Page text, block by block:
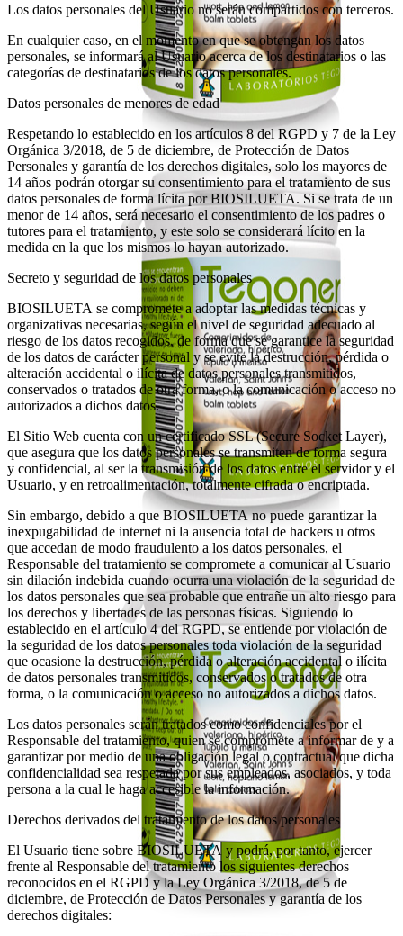
Los datos personales del Usuario no serán compartidos con terceros.
En cualquier caso, en el momento en que se obtengan los datos
personales, se informará al Usuario acerca de los destinatarios o las
categorías de destinatarios de los datos personales.
Datos personales de menores de edad
Respetando lo establecido en los artículos 8 del RGPD y 7 de la Ley
Orgánica 3/2018, de 5 de diciembre, de Protección de Datos
Personales y garantía de los derechos digitales, solo los mayores de
14 años podrán otorgar su consentimiento para el tratamiento de sus
datos personales de forma lícita por BIOSILUETA. Si se trata de un
menor de 14 años, será necesario el consentimiento de los padres o
tutores para el tratamiento, y este solo se considerará lícito en la
medida en la que los mismos lo hayan autorizado.
Secreto y seguridad de los datos personales
BIOSILUETA se compromete a adoptar las medidas técnicas y
organizativas necesarias, según el nivel de seguridad adecuado al
riesgo de los datos recogidos, de forma que se garantice la seguridad
de los datos de carácter personal y se evite la destrucción, pérdida o
alteración accidental o ilícita de datos personales transmitidos,
conservados o tratados de otra forma, o la comunicación o acceso no
autorizados a dichos datos.
El Sitio Web cuenta con un certificado SSL (Secure Socket Layer),
que asegura que los datos personales se transmiten de forma segura
y confidencial, al ser la transmisión de los datos entre el servidor y el
Usuario, y en retroalimentación, totalmente cifrada o encriptada.
Sin embargo, debido a que BIOSILUETA no puede garantizar la
inexpugabilidad de internet ni la ausencia total de hackers u otros
que accedan de modo fraudulento a los datos personales, el
Responsable del tratamiento se compromete a comunicar al Usuario
sin dilación indebida cuando ocurra una violación de la seguridad de
los datos personales que sea probable que entrañe un alto riesgo para
los derechos y libertades de las personas físicas. Siguiendo lo
establecido en el artículo 4 del RGPD, se entiende por violación de
la seguridad de los datos personales toda violación de la seguridad
que ocasione la destrucción, pérdida o alteración accidental o ilícita
de datos personales transmitidos, conservados o tratados de otra
forma, o la comunicación o acceso no autorizados a dichos datos.
Los datos personales serán tratados como confidenciales por el
Responsable del tratamiento, quien se compromete a informar de y a
garantizar por medio de una obligación legal o contractual que dicha
confidencialidad sea respetada por sus empleados, asociados, y toda
persona a la cual le haga accesible la información.
Derechos derivados del tratamiento de los datos personales
El Usuario tiene sobre BIOSILUETA y podrá, por tanto, ejercer
frente al Responsable del tratamiento los siguientes derechos
reconocidos en el RGPD y la Ley Orgánica 3/2018, de 5 de
diciembre, de Protección de Datos Personales y garantía de los
derechos digitales: